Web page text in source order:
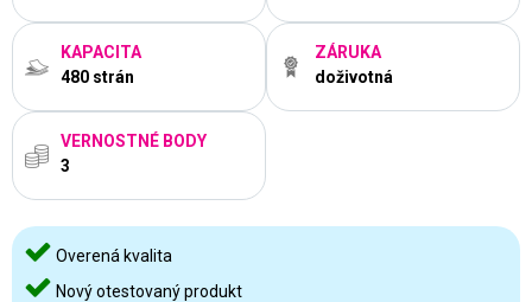
KAPACITA
480 strán
ZÁRUKA
doživotná
VERNOSTNÉ BODY
3
Overená kvalita
Nový otestovaný produkt